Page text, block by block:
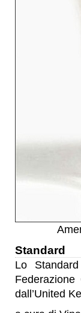
Standard
Lo
dall’United